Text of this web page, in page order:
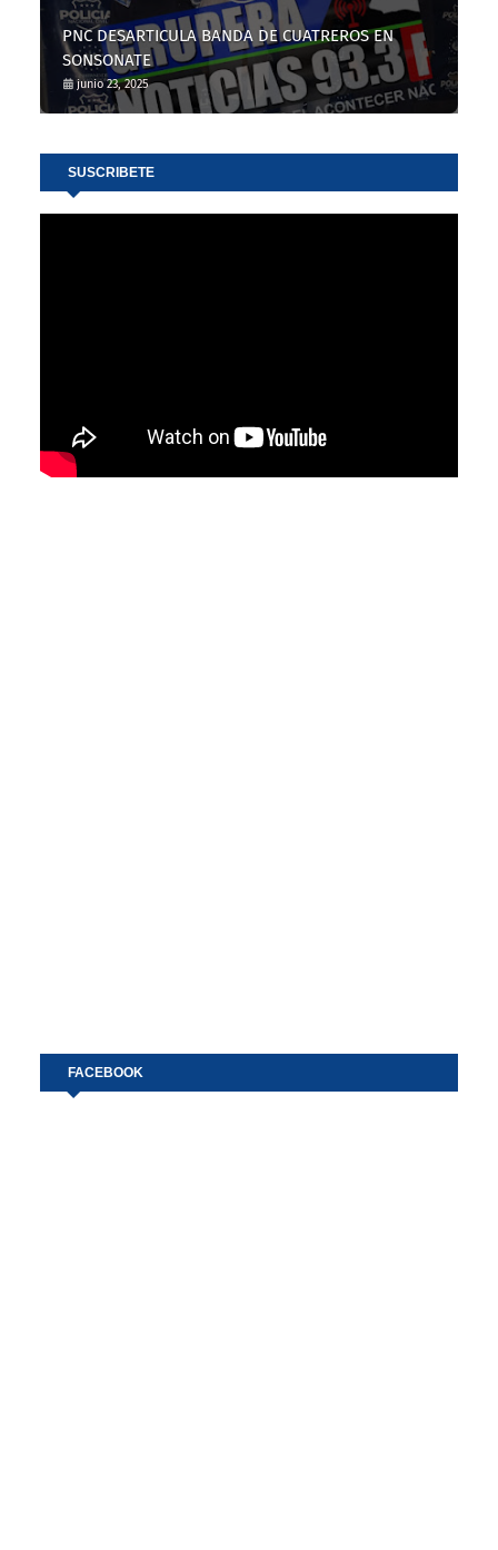
PNC DESARTICULA BANDA DE CUATREROS EN
SONSONATE
junio 23, 2025
SUSCRIBETE
FACEBOOK